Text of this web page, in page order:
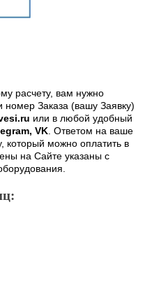
расчету, вам нужно
номер Заказа (вашу Заявку)
или в любой удобный
VK. Ответом на ваше
который можно оплатить в
на Сайте указаны с